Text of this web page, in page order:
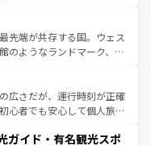
彩な楽しみ方が可能だ。さ
が溢れており、どの街角に
いる。パリ以外の個性あふ
ても飽きることがない。ベ
ン州のアルプスの絶景、そ
いった風景は必見。ビール
い。 なお、新着の
を参照してほしい。
先端が共存する国。ウェス
のようなランドマーク、歴
また、優雅なアフタヌーン
ない英国パブ、サッカー観
体験も豊富。イギリスを旅
広さだが、運行時刻が正確
心者でも安心して個人旅行
イスならではのユニークな
ガイド・有名観光スポ